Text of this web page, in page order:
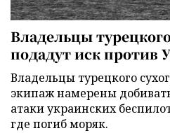
Владельцы
подадут иск против
Владельцы турецкого
экипаж намерены
атаки украинских
где погиб моряк.